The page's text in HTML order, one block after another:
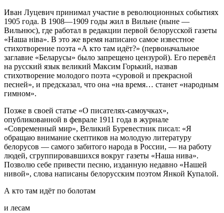
Иван Луцевич принимал участие в революционных событиях
1905 года. В 1908—1909 годы жил в Вильне (ныне —
Вильнюс), где работал в редакции первой белорусской газеты
«Наша ніва». В это же время написано самое известное
стихотворение поэта «А кто там идёт?» (первоначальное
заглавие «Беларусы» было запрещено цензурой). Его перевёл
на русский язык великий Максим Горький, назвав
стихотворение молодого поэта «суровой и прекрасной
песней», и предсказал, что она «на время… станет «народным
гимном».
Позже в своей статье «О писателях-самоучках»,
опубликованной в феврале 1911 года в журнале
«Современный мир», Великий Буревестник писал: «Я
обращаю внимание скептиков на молодую литературу
белорусов — самого забитого народа в России, — на работу
людей, сгруппировавшихся вокруг газеты «Наша нива».
Позволю себе привести песню, изданную недавно «Нашей
нивой», слова написаны белорусским поэтом Янкой Купалой.
А кто там идёт по болотам
и лесам